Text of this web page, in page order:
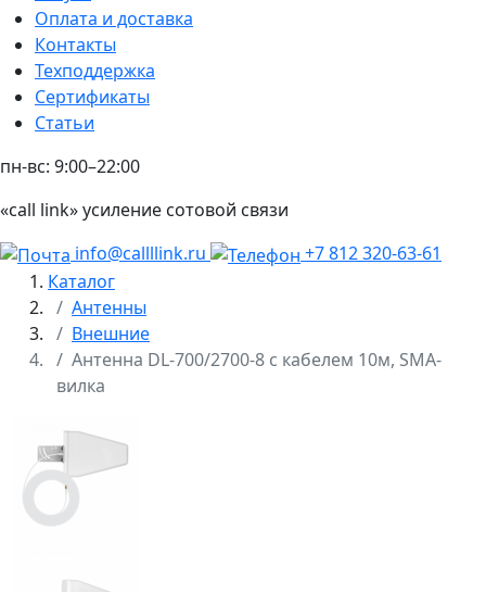
Оплата и доставка
Контакты
Техподдержка
Сертификаты
Статьи
пн-вс: 9:00–22:00
«call link» усиление сотовой связи
info@callllink.ru
+7 812 320-63-61
Каталог
Антенны
Внешние
Антенна DL-700/2700-8 с кабелем 10м, SMA-
вилка